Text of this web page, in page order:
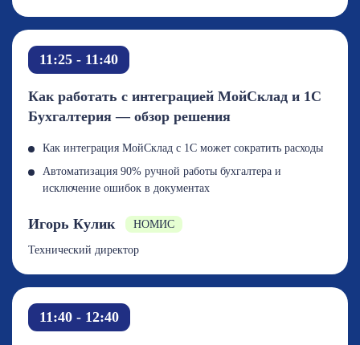
11:25 - 11:40
Как работать с интеграцией МойСклад и 1С
Бухгалтерия — обзор решения
Как интеграция МойСклад с 1С может сократить расходы
Автоматизация 90% ручной работы бухгалтера и
исключение ошибок в документах
Игорь Кулик НОМИС
Технический директор
11:40 - 12:40